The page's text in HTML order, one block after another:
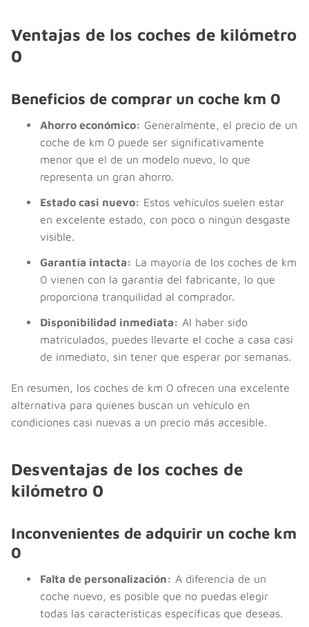
Ventajas de los coches de kilómetro
0
Beneficios de comprar un coche km 0
Ahorro económico: Generalmente, el precio de un
coche de km 0 puede ser significativamente
menor que el de un modelo nuevo, lo que
representa un gran ahorro.
Estado casi nuevo: Estos vehículos suelen estar
en excelente estado, con poco o ningún desgaste
visible.
Garantía intacta: La mayoría de los coches de km
0 vienen con la garantía del fabricante, lo que
proporciona tranquilidad al comprador.
Disponibilidad inmediata: Al haber sido
matriculados, puedes llevarte el coche a casa casi
de inmediato, sin tener que esperar por semanas.
En resumen, los coches de km 0 ofrecen una excelente
alternativa para quienes buscan un vehículo en
condiciones casi nuevas a un precio más accesible.
Desventajas de los coches de
kilómetro 0
Inconvenientes de adquirir un coche km
0
Falta de personalización: A diferencia de un
coche nuevo, es posible que no puedas elegir
todas las características específicas que deseas.